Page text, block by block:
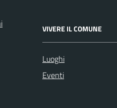
VIVERE IL COMUNE
Luoghi
Eventi